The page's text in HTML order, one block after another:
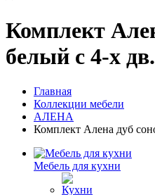
Комплект
белый с 4-х
Главная
Коллекции мебели
АЛЕНА
Комплект Алена дуб
Мебель для кухни